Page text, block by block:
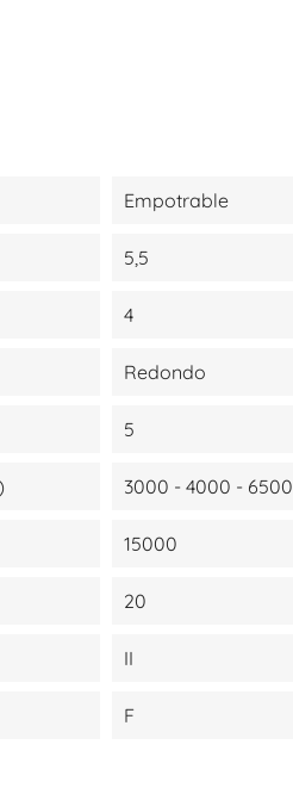
Empotrable
5,5
4
Redondo
5
3000 - 4000 - 6500
15000
20
II
F